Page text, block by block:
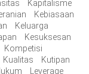
Kapitalisme
Kebiasaan
Keluarga
Kesuksesan
Kompetisi
Kualitas
Kutipan
Leverage